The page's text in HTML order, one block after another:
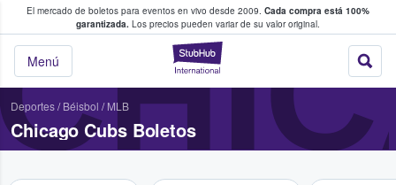
El mercado de boletos para eventos en vivo desde 2009. Cada compra está 100%
garantizada. Los precios pueden variar de su valor original.
StubHub: donde
Menú
fans compran y venden boletos
Deportes/ Béisbol / MLB
Chicago Cubs Boletos